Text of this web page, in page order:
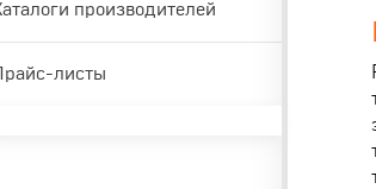
производителей
Прайс-листы